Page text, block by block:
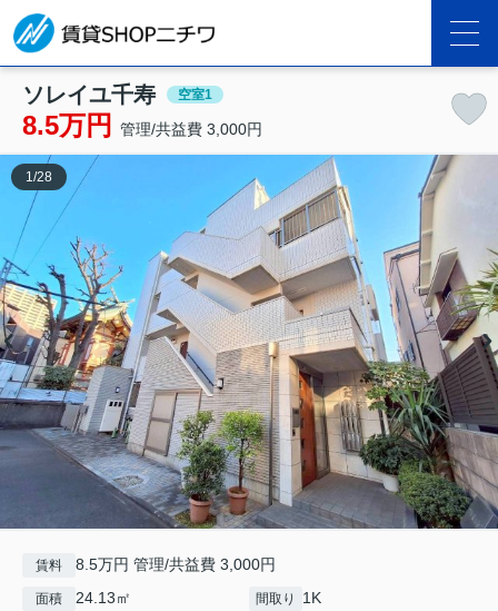
ソレイユ千寿 空室1
8.5万円 管理/共益費 3,000円
1 /28
賃料 8.5万円 管理/共益費 3,000円
面積 24.13㎡ 間取り 1K